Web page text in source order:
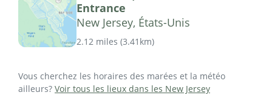
Entrance
New Jersey, États-Unis
2.12 miles (3.41km)
Vous cherchez les horaires des marées et la météo
ailleurs? Voir tous les lieux dans les New Jersey